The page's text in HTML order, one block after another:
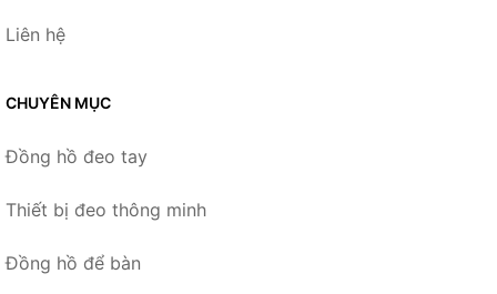
Liên hệ
CHUYÊN MỤC
Đồng hồ đeo tay
Thiết bị đeo thông minh
Đồng hồ để bàn